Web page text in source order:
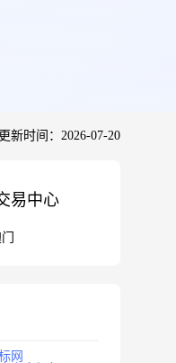
更新时间：2026-07-20
易中心
网